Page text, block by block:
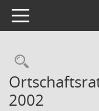
Toggle navigation
2002